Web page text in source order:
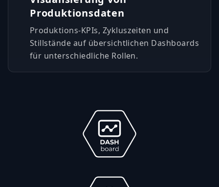
Produktionsdaten
Produktions-KPIs, Zykluszeiten und
Stillstände auf übersichtlichen Dashboards
für unterschiedliche Rollen.